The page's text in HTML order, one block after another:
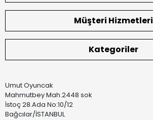
Müşteri Hizmetleri
Kategoriler
Umut Oyuncak
Mahmutbey Mah.2448 sok
İstoç 28.Ada No:10/12
Bağcılar/İSTANBUL